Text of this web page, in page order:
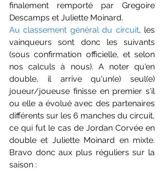
finalement remporté par Gregoire
Descamps et Juliette Moinard.
Au classement général du circuit, les
vainqueurs sont donc les suivants
(sous confirmation officielle, et selon
nos calculs à nous). A noter qu'en
double, il arrive qu'un(e) seul(e)
joueur/joueuse finisse en premier s'il
ou elle a évolué avec des partenaires
différents sur les 6 manches du circuit,
ce qui fut le cas de Jordan Corvée en
double et Juliette Moinard en mixte.
Bravo donc aux plus réguliers sur la
saison :